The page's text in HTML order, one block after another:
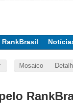
RankBrasil
Mosaico